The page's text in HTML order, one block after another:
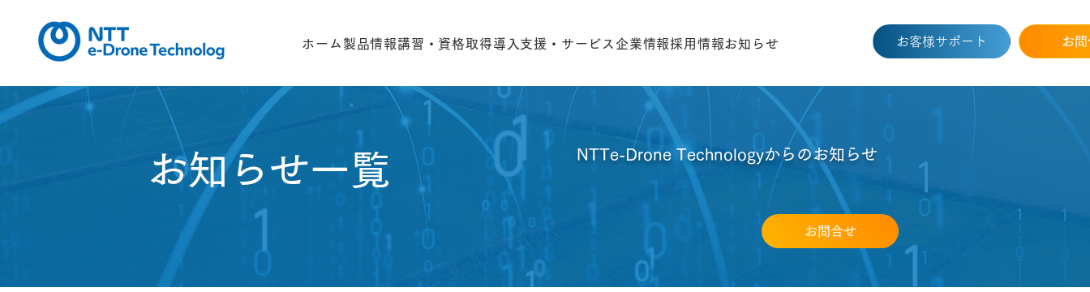
ホーム 製品情報講習・資格取得導入支援・サービス 企業情報採用情報お知らせ お客様サポート お
​お知らせ一覧 NTTe-Drone Technologyからのお知らせ
お問合せ